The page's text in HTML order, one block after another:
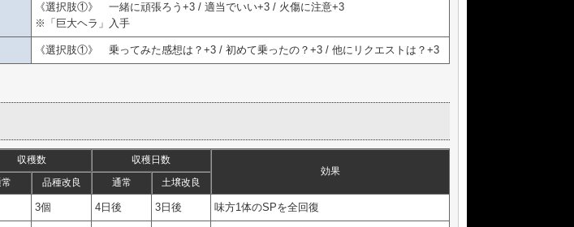
《選択肢①》 一緒に頑張ろう+3 / 適当でいい+3 / 火傷に注意+3
※「巨大ヘラ」入手
《選択肢①》 乗ってみた感想は？+3 / 初めて乗ったの？+3 / 他にリクエストは？+3
収穫数
収穫日数
効果
品種改良 通常 土壌改良
3個 4日後 3日後 味方1体のSPを全回復